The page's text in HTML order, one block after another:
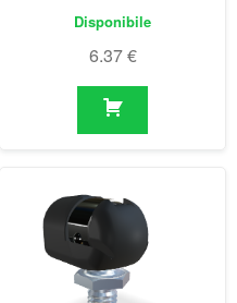
Disponibile
6.37€